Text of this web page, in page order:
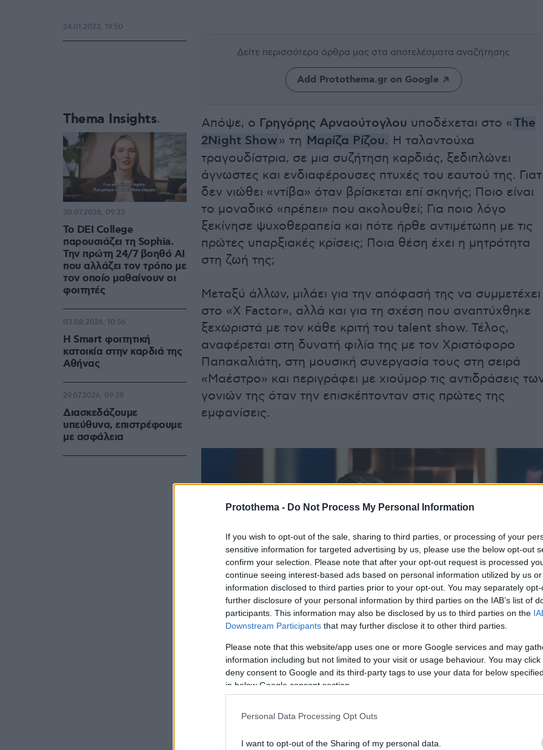
Protothema - Do Not Process My Personal Information
If you wish to opt-out of the sale, sharing to third parties, or processing of your
sensitive information for targeted advertising by us, please use the below opt-out
confirm your selection. Please note that after your opt-out request is processed
continue seeing interest-based ads based on personal information utilized by us
information disclosed to third parties prior to your opt-out. You may separately
further disclosure of your personal information by third parties on the IAB’s list of
participants. This information may also be disclosed by us to third parties on the
Downstream Participants that may further disclose it to other third parties.
Please note that this website/app uses one or more Google services and may
information including but not limited to your visit or usage behaviour. You may
deny consent to Google and its third-party tags to use your data for below
in below Google consent section.
Personal Data Processing Opt Outs
I want to opt-out of the Sharing of my personal data.
Δείτε περισσότερα άρθρα μας στα αποτελέσματα αναζήτησης
Add Protothema.gr on Google
Απόψε, ο Γρηγόρης Αρναούτογλου υποδέχεται στο «The
2Night Show» τη Μαρίζα Ρίζου. Η ταλαντούχα
τραγουδίστρια, σε μια συζήτηση καρδιάς, ξεδιπλώνει
άγνωστες και ενδιαφέρουσες πτυχές του εαυτού της.
δεν νιώθει «ντίβα» όταν βρίσκεται επί σκηνής; Ποιο είναι
το μοναδικό «πρέπει» που ακολουθεί; Για ποιο λόγο
ξεκίνησε ψυχοθεραπεία και πότε ήρθε αντιμέτωπη με τις
πρώτες υπαρξιακές κρίσεις; Ποια θέση έχει η μητρότητα
στη ζωή της;
Μεταξύ άλλων, μιλάει για την απόφασή της να συμμετέχει
στο «X Factor», αλλά και για τη σχέση που αναπτύχθηκε
ξεχωριστά με τον κάθε κριτή του talent show. Τέλος,
αναφέρεται στη δυνατή φιλία της με τον Χριστόφορο
Παπακαλιάτη, στη μουσική συνεργασία τους στη σειρά
«Μαέστρο» και περιγράφει με χιούμορ τις αντιδράσεις
γονιών της όταν την επισκέπτονταν στις πρώτες της
εμφανίσεις.
Στην παρέα του «The 2Night Show», έρχονται και ο
Σπύρος Παπαδόπουλος με τη
ενώνει, μετά από 30 χρόνια φιλίας και για τον τρόπο που
24.01.2023, 19:50
Thema Insights
Το DEI College
παρουσιάζει τη Sophia.
Την πρώτη 24/7 βοηθό AI
που αλλάζει τον τρόπο με
τον οποίο μαθαίνουν οι
φοιτητές
30.07.2026, 09:33
Η Smart φοιτητική
κατοικία στην καρδιά της
Αθήνας
03.08.2026, 10:56
Διασκεδάζουμε
υπεύθυνα, επιστρέφουμε
με ασφάλεια
29.07.2026, 09:39